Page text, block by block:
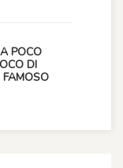
POCO
DI
FAMOSO